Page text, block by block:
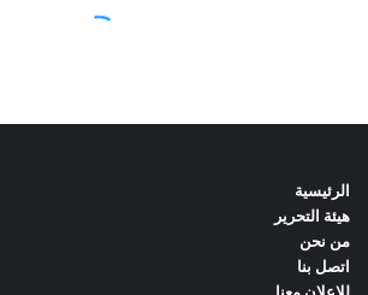
الرئيسية
هيئة التحرير
من نحن
اتصل بنا